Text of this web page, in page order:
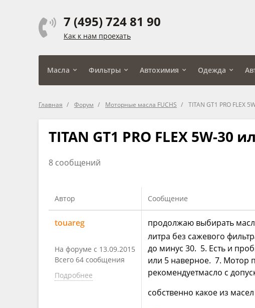
7 (495) 724 81 90
Как к нам проехать
Масла Фильтры Автохимия Одежда
Главная Форум Моторные масла FUCHS TITAN GT1 PRO FLEX
TITAN GT1 PRO FLEX 5W-30
8 сообщений
Автор Сообщение
touareg
На форуме с 13.09.2015
Всего 64 сообщения
Подробнее
продолжаю выбирать
литра без сажевого
до минус 30. 5. Есть и
или 5 наверное. 7. Мотор
рекомендуетмасло с
собственно какое из